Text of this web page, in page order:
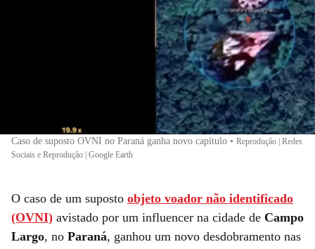
Caso de suposto OVNI no Paraná ganha novo capítulo • Reprodução | Redes
Sociais e Reprodução | Google Earth
O caso de um suposto objeto voador não identificado
(OVNI) avistado por um influencer na cidade de Campo
Largo, no Paraná, ganhou um novo desdobramento nas